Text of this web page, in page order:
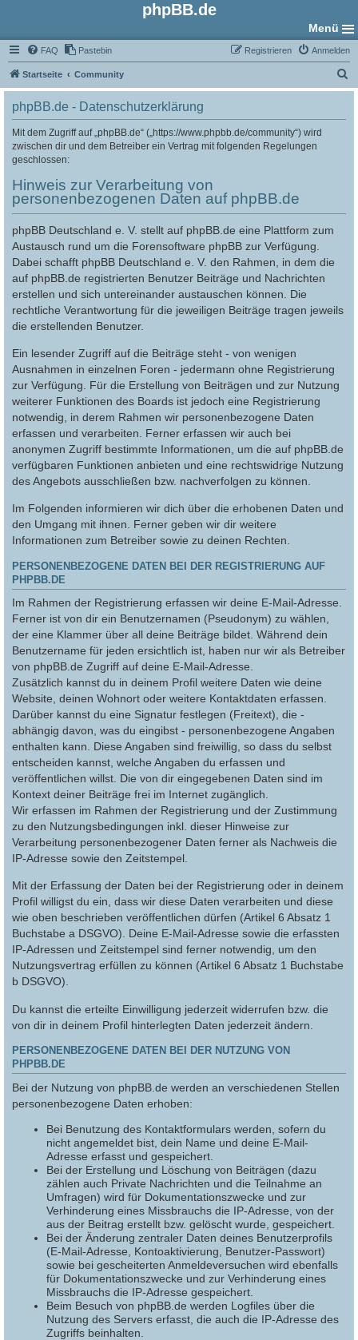
phpBB.de
Menü
FAQ Pastebin Anmelden
Registrieren
Startseite Community
u
phpBB.de - Datenschutzerklärung
Mit dem Zugriff auf „phpBB.de“ („https://www.phpbb.de/community“) wird
zwischen dir und dem Betreiber ein Vertrag mit folgenden Regelungen
geschlossen:
Hinweis zur Verarbeitung von
personenbezogenen Daten auf phpBB.de
phpBB Deutschland e. V. stellt auf phpBB.de eine Plattform zum
Austausch rund um die Forensoftware phpBB zur Verfügung.
Dabei schafft phpBB Deutschland e. V. den Rahmen, in dem die
auf phpBB.de registrierten Benutzer Beiträge und Nachrichten
erstellen und sich untereinander austauschen können. Die
rechtliche Verantwortung für die jeweiligen Beiträge tragen jeweils
die erstellenden Benutzer.
Ein lesender Zugriff auf die Beiträge steht - von wenigen
Ausnahmen in einzelnen Foren - jedermann ohne Registrierung
zur Verfügung. Für die Erstellung von Beiträgen und zur Nutzung
weiterer Funktionen des Boards ist jedoch eine Registrierung
notwendig, in derem Rahmen wir personenbezogene Daten
erfassen und verarbeiten. Ferner erfassen wir auch bei
anonymen Zugriff bestimmte Informationen, um die auf phpBB.de
verfügbaren Funktionen anbieten und eine rechtswidrige Nutzung
des Angebots ausschließen bzw. nachverfolgen zu können.
Im Folgenden informieren wir dich über die erhobenen Daten und
den Umgang mit ihnen. Ferner geben wir dir weitere
Informationen zum Betreiber sowie zu deinen Rechten.
PERSONENBEZOGENE DATEN BEI DER REGISTRIERUNG AUF
PHPBB.DE
Im Rahmen der Registrierung erfassen wir deine E-Mail-Adresse.
Ferner ist von dir ein Benutzernamen (Pseudonym) zu wählen,
der eine Klammer über all deine Beiträge bildet. Während dein
Benutzername für jeden ersichtlich ist, haben nur wir als Betreiber
von phpBB.de Zugriff auf deine E-Mail-Adresse.
Zusätzlich kannst du in deinem Profil weitere Daten wie deine
Website, deinen Wohnort oder weitere Kontaktdaten erfassen.
Darüber kannst du eine Signatur festlegen (Freitext), die -
abhängig davon, was du eingibst - personenbezogene Angaben
enthalten kann. Diese Angaben sind freiwillig, so dass du selbst
entscheiden kannst, welche Angaben du erfassen und
veröffentlichen willst. Die von dir eingegebenen Daten sind im
Kontext deiner Beiträge frei im Internet zugänglich.
Wir erfassen im Rahmen der Registrierung und der Zustimmung
zu den Nutzungsbedingungen inkl. dieser Hinweise zur
Verarbeitung personenbezogener Daten ferner als Nachweis die
IP-Adresse sowie den Zeitstempel.
Mit der Erfassung der Daten bei der Registrierung oder in deinem
Profil willigst du ein, dass wir diese Daten verarbeiten und diese
wie oben beschrieben veröffentlichen dürfen (Artikel 6 Absatz 1
Buchstabe a DSGVO). Deine E-Mail-Adresse sowie die erfassten
IP-Adressen und Zeitstempel sind ferner notwendig, um den
Nutzungsvertrag erfüllen zu können (Artikel 6 Absatz 1 Buchstabe
b DSGVO).
Du kannst die erteilte Einwilligung jederzeit widerrufen bzw. die
von dir in deinem Profil hinterlegten Daten jederzeit ändern.
PERSONENBEZOGENE DATEN BEI DER NUTZUNG VON
PHPBB.DE
Bei der Nutzung von phpBB.de werden an verschiedenen Stellen
personenbezogene Daten erhoben:
Bei Benutzung des Kontaktformulars werden, sofern du
nicht angemeldet bist, dein Name und deine E-Mail-
Adresse erfasst und gespeichert.
Bei der Erstellung und Löschung von Beiträgen (dazu
zählen auch Private Nachrichten und die Teilnahme an
Umfragen) wird für Dokumentationszwecke und zur
Verhinderung eines Missbrauchs die IP-Adresse, von der
aus der Beitrag erstellt bzw. gelöscht wurde, gespeichert.
Bei der Änderung zentraler Daten deines Benutzerprofils
(E-Mail-Adresse, Kontoaktivierung, Benutzer-Passwort)
sowie bei gescheiterten Anmeldeversuchen wird ebenfalls
für Dokumentationszwecke und zur Verhinderung eines
Missbrauchs die IP-Adresse gespeichert.
Beim Besuch von phpBB.de werden Logfiles über die
Nutzung des Servers erfasst, die auch die IP-Adresse des
Zugriffs beinhalten.